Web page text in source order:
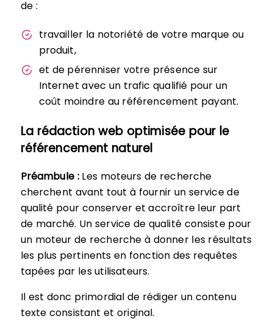
de :
travailler la notoriété de votre marque ou
produit,
et de pérenniser votre présence sur
Internet avec un trafic qualifié pour un
coût moindre au référencement payant.
La rédaction web optimisée pour le
référencement naturel
Préambule :Les moteurs de recherche
cherchent avant tout à fournir un service de
qualité pour conserver et accroître leur part
de marché. Un service de qualité consiste pour
un moteur de recherche à donner les résultats
les plus pertinents en fonction des requêtes
tapées par les utilisateurs.
Il est donc primordial de rédiger un contenu
texte consistant et original.